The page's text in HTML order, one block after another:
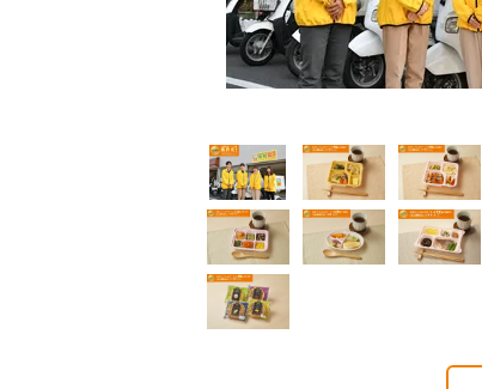
幸たんぱく食
724円(1食分/税込)
普通食
健康ボリューム食
788円(1食分/税込)